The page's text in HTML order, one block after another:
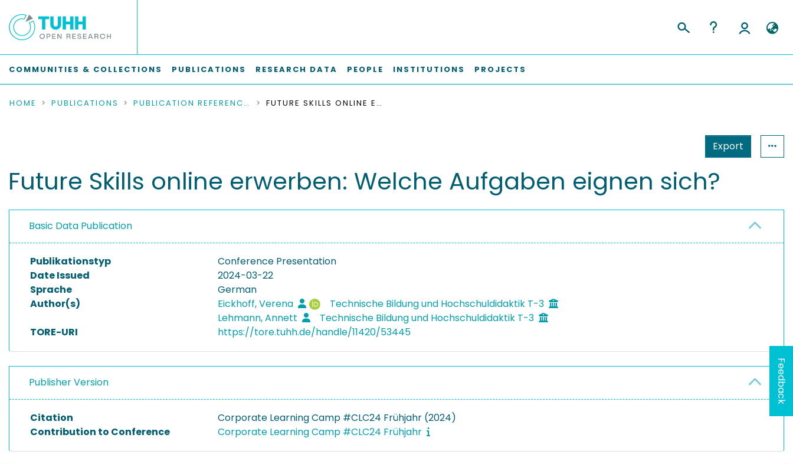
COMMUNITIES & COLLECTIONS PUBLICATIONS RESEARCH DATA PEOPLE INSTITUTIONS PROJECTS
HOME PUBLICATIONS PUBLICATION REFERENCES FUTURE SKILLS ONLINE ERWERBEN: WELCHE AUFGABEN EIGNEN SICH?
Export
Future Skills online erwerben: Welche Aufgaben eignen sich?
Basic Data Publication
Publikationstyp
Conference Presentation
Date Issued
2024-03-22
Sprache
German
Author(s)
Eickhoff, Verena
Technische Bildung und Hochschuldidaktik T-3
Lehmann, Annett
Technische Bildung und Hochschuldidaktik T-3
TORE-URI
https://tore.tuhh.de/handle/11420/53445
Publisher Version
Citation
Corporate Learning Camp #CLC24 Frühjahr (2024)
Contribution to Conference
Corporate Learning Camp #CLC24 Frühjahr
Feedback